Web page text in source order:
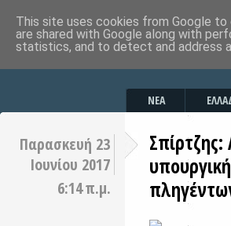
ΝΕΑ
Παρασκευή 23
Ιουνίου 2017
6:14 π.μ.
This site uses cookies from Google
are shared with Google along with
statistics, and to detect and address